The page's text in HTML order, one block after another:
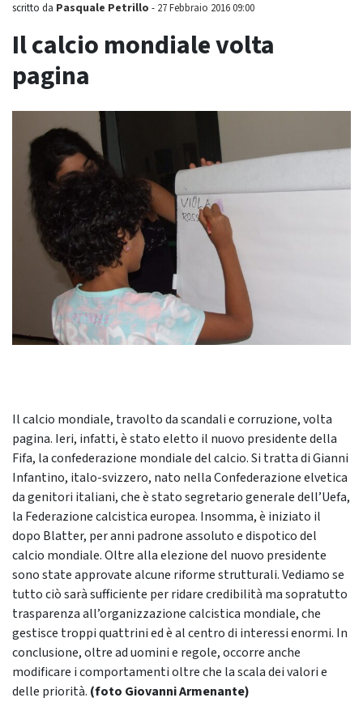
scritto da Pasquale Petrillo - 27 Febbraio 2016 09:00
Il calcio mondiale volta
pagina
Il calcio mondiale, travolto da scandali e corruzione, volta
pagina. Ieri, infatti, è stato eletto il nuovo presidente della
Fifa, la confederazione mondiale del calcio. Si tratta di Gianni
Infantino, italo-svizzero, nato nella Confederazione elvetica
da genitori italiani, che è stato segretario generale dell’Uefa,
la Federazione calcistica europea. Insomma, è iniziato il
dopo Blatter, per anni padrone assoluto e dispotico del
calcio mondiale. Oltre alla elezione del nuovo presidente
sono state approvate alcune riforme strutturali. Vediamo se
tutto ciò sarà sufficiente per ridare credibilità ma sopratutto
trasparenza all’organizzazione calcistica mondiale, che
gestisce troppi quattrini ed è al centro di interessi enormi. In
conclusione, oltre ad uomini e regole, occorre anche
modificare i comportamenti oltre che la scala dei valori e
delle priorità. (foto Giovanni Armenante)